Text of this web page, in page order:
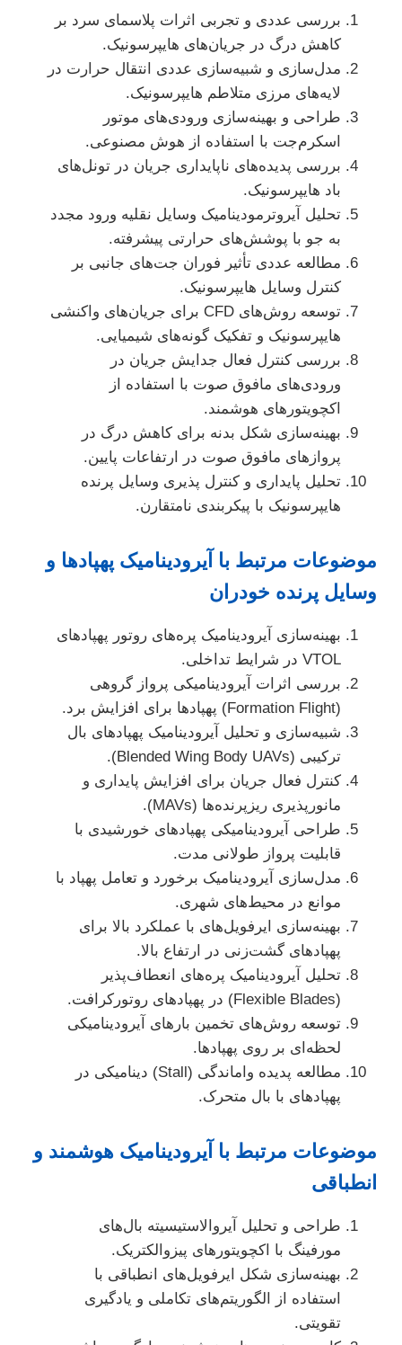
بررسی عددی و تجربی اثرات پلاسمای سرد بر
کاهش درگ در جریان‌های هایپرسونیک.
مدل‌سازی و شبیه‌سازی عددی انتقال حرارت در
لایه‌های مرزی متلاطم هایپرسونیک.
طراحی و بهینه‌سازی ورودی‌های موتور
اسکرم‌جت با استفاده از هوش مصنوعی.
بررسی پدیده‌های ناپایداری جریان در تونل‌های
باد هایپرسونیک.
تحلیل آیروترمودینامیک وسایل نقلیه ورود مجدد
به جو با پوشش‌های حرارتی پیشرفته.
مطالعه عددی تأثیر فوران جت‌های جانبی بر
کنترل وسایل هایپرسونیک.
توسعه روش‌های CFD برای جریان‌های واکنشی
هایپرسونیک و تفکیک گونه‌های شیمیایی.
بررسی کنترل فعال جدایش جریان در
ورودی‌های مافوق صوت با استفاده از
اکچویتورهای هوشمند.
بهینه‌سازی شکل بدنه برای کاهش درگ در
پروازهای مافوق صوت در ارتفاعات پایین.
تحلیل پایداری و کنترل پذیری وسایل پرنده
هایپرسونیک با پیکربندی نامتقارن.
موضوعات مرتبط با آیرودینامیک پهپادها و
وسایل پرنده خودران
بهینه‌سازی آیرودینامیک پره‌های روتور پهپادهای
VTOL در شرایط تداخلی.
بررسی اثرات آیرودینامیکی پرواز گروهی
(Formation Flight) پهپادها برای افزایش برد.
شبیه‌سازی و تحلیل آیرودینامیک پهپادهای بال
ترکیبی (Blended Wing Body UAVs).
کنترل فعال جریان برای افزایش پایداری و
مانورپذیری ریزپرنده‌ها (MAVs).
طراحی آیرودینامیکی پهپادهای خورشیدی با
قابلیت پرواز طولانی مدت.
مدل‌سازی آیرودینامیک برخورد و تعامل پهپاد با
موانع در محیط‌های شهری.
بهینه‌سازی ایرفویل‌های با عملکرد بالا برای
پهپادهای گشت‌زنی در ارتفاع بالا.
تحلیل آیرودینامیک پره‌های انعطاف‌پذیر
(Flexible Blades) در پهپادهای روتورکرافت.
توسعه روش‌های تخمین بارهای آیرودینامیکی
لحظه‌ای بر روی پهپادها.
مطالعه پدیده واماندگی (Stall) دینامیکی در
پهپادهای با بال متحرک.
موضوعات مرتبط با آیرودینامیک هوشمند و
انطباقی
طراحی و تحلیل آیروالاستیسیته بال‌های
مورفینگ با اکچویتورهای پیزوالکتریک.
بهینه‌سازی شکل ایرفویل‌های انطباقی با
استفاده از الگوریتم‌های تکاملی و یادگیری
تقویتی.